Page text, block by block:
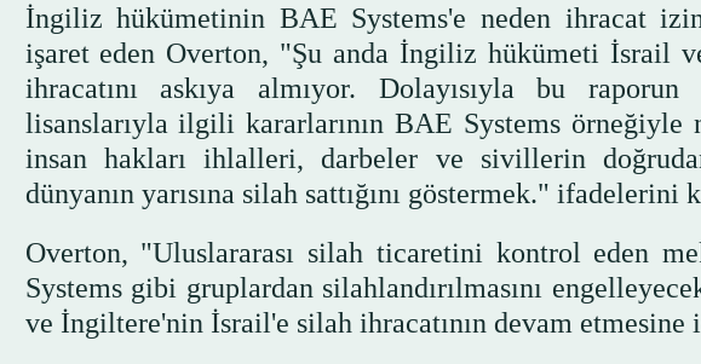
İngiliz hükümetinin BAE Systems'e neden ihracat
işaret eden Overton, "Şu anda İngiliz hükümeti İsrail
ihracatını askıya almıyor. Dolayısıyla bu
lisanslarıyla ilgili kararlarının BAE Systems
insan hakları ihlalleri, darbeler ve sivillerin
dünyanın yarısına silah sattığını göstermek." ifadelerini
Overton, "Uluslararası silah ticaretini kontrol eden
Systems gibi gruplardan silahlandırılmasını
ve İngiltere'nin İsrail'e silah ihracatının devam